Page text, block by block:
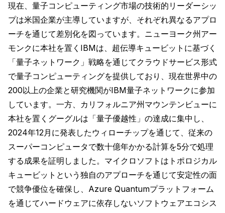
現在、量子コンピューティング市場の技術的リーダーシッ
プは米国企業が主導していますが、それぞれ異なるアプロ
ーチを通じて差別化を図っています。ニューヨーク州アー
モンクに本社を置くIBMは、超伝導キュービットに基づく
「量子ネットワーク」戦略を通じてクラウドサービス形式
で量子コンピューティングを提供しており、現在世界中の
200以上の企業と研究機関がIBM量子ネットワークに参加
しています。一方、カリフォルニア州マウンテンビューに
本社を置くグーグルは「量子優越性」の達成に集中し、
2024年12月に発表したウィローチップを通じて、従来の
スーパーコンピュータで数十億年かかる計算を5分で処理
する成果を証明しました。マイクロソフトはトポロジカル
キュービットという独自のアプローチを通じて安定性の面
で競争優位を確保し、Azure Quantumプラットフォーム
を通じてハードウェアに依存しないソフトウェアエコシス